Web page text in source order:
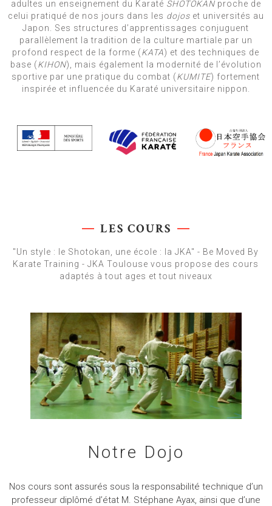
adultes un enseignement du Karaté SHOTOKANproche de
celui pratiqué de nos jours dans les dojoset universités au
Japon. Ses structures d’apprentissages conjuguent
parallèlement la tradition de la culture martiale par un
profond respect de la forme (KATA) et des techniques de
base (KIHON), mais également la modernité de l’évolution
sportive par une pratique du combat (KUMITE) fortement
inspirée et influencée du Karaté universitaire nippon.
LES COURS
"Un style : le Shotokan, une école : la JKA" - Be Moved By
Karate Training - JKA Toulouse vous propose des cours
adaptés à tout ages et tout niveaux
Notre Dojo
Nos cours sont assurés sous la responsabilité technique d’un
professeur diplômé d’état M. Stéphane Ayax, ainsi que d’une